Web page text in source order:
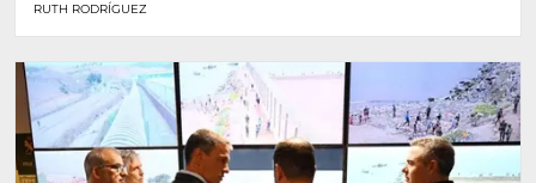
RUTH RODRÍGUEZ